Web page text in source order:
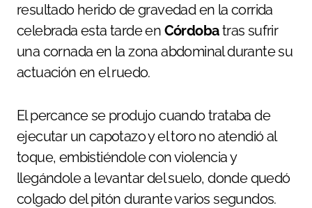
resultado herido de gravedad en la corrida
celebrada esta tarde en Córdobatras sufrir
una cornada en la zona abdominal durante su
actuación en el ruedo.
El percance se produjo cuando trataba de
ejecutar un capotazo y el toro no atendió al
toque, embistiéndole con violencia y
llegándole a levantar del suelo, donde quedó
colgado del pitón durante varios segundos.